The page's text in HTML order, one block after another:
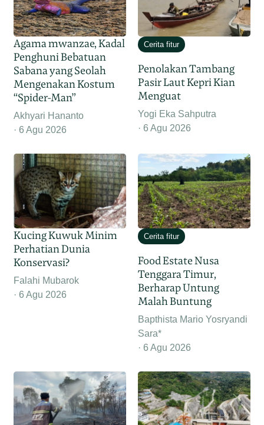
Agama mwanzae, Kadal
Penghuni Bebatuan
Sabana yang Seolah
Mengenakan Kostum
“Spider-Man”
Akhyari Hananto
6 Agu 2026
Cerita fitur
Penolakan Tambang
Pasir Laut Kepri Kian
Menguat
Yogi Eka Sahputra
6 Agu 2026
Kucing Kuwuk Minim
Perhatian Dunia
Konservasi?
Falahi Mubarok
6 Agu 2026
Cerita fitur
Food Estate Nusa
Tenggara Timur,
Berharap Untung
Malah Buntung
Bapthista Mario Yosryandi
Sara*
6 Agu 2026